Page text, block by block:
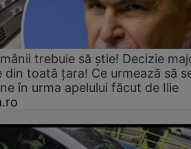
trebuie să știe! Decizie
toată țara! Ce urmează să
în urma apelului făcut de Ilie